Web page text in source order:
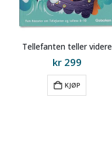
Tellefanten teller videre
kr299
KJØP